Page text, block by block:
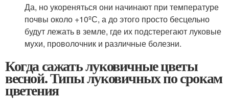
Да, но укореняться они начинают при температуре
почвы около +10ºС, а до этого просто бесцельно
будут лежать в земле, где их подстерегают луковые
мухи, проволочник и различные болезни.
Когда сажать луковичные цветы
весной. Типы луковичных по срокам
цветения